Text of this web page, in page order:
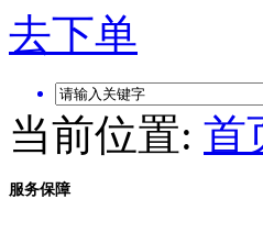
去下单
当前位置: 首
服务保障